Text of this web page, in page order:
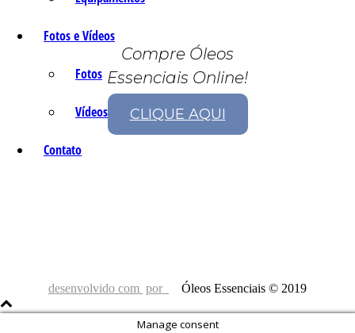
Fotos e Vídeos
Fotos
Vídeos
Contato
Compre Óleos
Essenciais Online!
CLIQUE AQUI
desenvolvido com por Óleos Essenciais © 2019
Manage consent